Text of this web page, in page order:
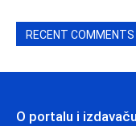
RECENT COMMENTS
O portalu i izdavaču